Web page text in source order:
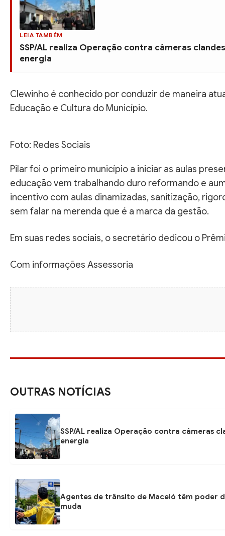
LEIA TAMBÉM
SSP/AL realiza Operação contra câmeras
energia
Clewinho é conhecido por conduzir de maneira
Educação e Cultura do Município.
Foto: Redes Sociais
Pilar foi o primeiro município a iniciar as aulas
educação vem trabalhando duro reformando e
incentivo com aulas dinamizadas, sanitização,
sem falar na merenda que é a marca da gestão.
Em suas redes sociais, o secretário dedicou o
Com informações Assessoria
OUTRAS NOTÍCIAS
SSP/AL realiza Operação contra câmeras
energia
Agentes de trânsito de Maceió têm poder
muda